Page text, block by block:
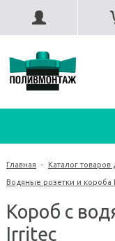
Главная - Каталог товаров
Водяные розетки и короба
Короб с
Irritec